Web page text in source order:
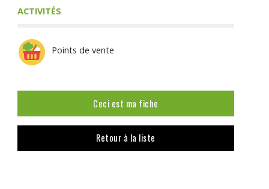
ACTIVITÉS
Points de vente
Ceci est ma fiche
Retour à la liste